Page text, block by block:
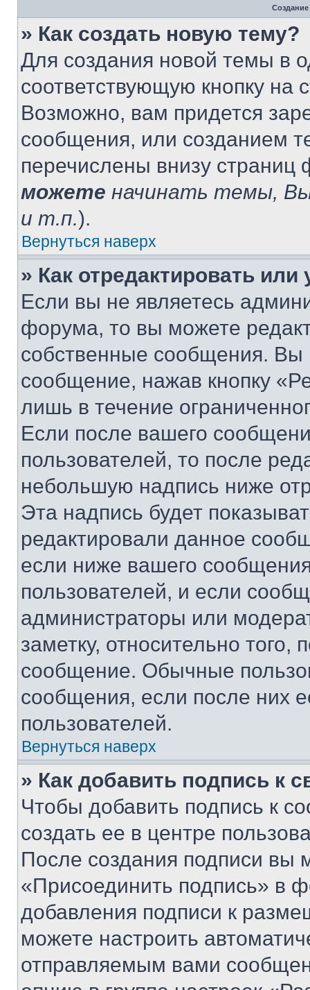
» Как создать новую тему?
Для создания новой темы в
соответствующую кнопку
Возможно, вам придется
сообщения, или созданием
перечислены внизу
можете начинать темы,
и т.п.).
Вернуться наверх
» Как отредактировать
Если вы не являетесь
форума, то вы можете
собственные сообщения. Вы
сообщение, нажав кнопку
лишь в течение
Если после вашего
пользователей, то после
небольшую надпись ниже
Эта надпись будет
редактировали данное
если ниже вашего
пользователей, и если
администраторы или
заметку, относительно
сообщение. Обычные
сообщения, если после них
пользователей.
Вернуться наверх
» Как добавить подпись к
Чтобы добавить подпись к
создать ее в центре
После создания подписи вы
«Присоединить подпись» в
добавления подписи к
можете настроить
отправляемым вами